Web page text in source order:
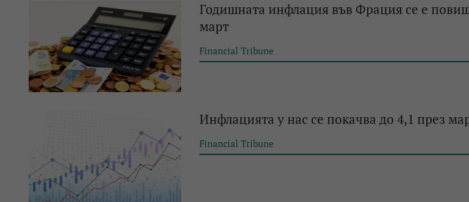
Годишната инфлация във Фрация се е
март
Financial Tribune
Инфлацията у нас се покачва до 4,1 през
Financial Tribune